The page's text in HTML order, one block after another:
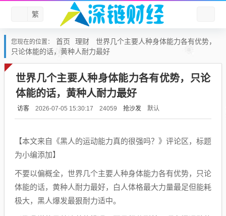
繁
您现在的位置： 首页 理财
世界几个主要人种身体能力各有优势，
只论体能的话，黄种人耐力最好
世界几个主要人种身体能力各有优势，只论
体能的话，黄种人耐力最好
访客 2026-07-05 15:30:17 24059 抢沙发 默认
【本文来自《黑人的运动能力真的很强吗？》评论区，标题
为小编添加】
不要以偏概全，世界几个主要人种身体能力各有优势，只论
体能的话，黄种人耐力最好，白人体格最大力量最足但能耗
极大，黑人爆发最狠耐力适中。